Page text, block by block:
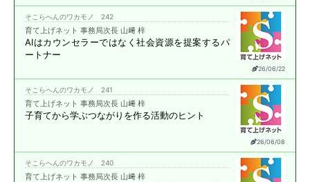
26/06/22
そこらへんのワカモノ 242
育て上げネット 事務局次長 山﨑 梓
AIはカウンセラーではなく社会資源を提案するパ
ートナー
26/06/08
そこらへんのワカモノ 241
育て上げネット 事務局次長 山﨑 梓
子育てから学ぶつながりを作る活動のヒント
そこらへんのワカモノ 240
育て上げネット 事務局次長 山﨑 梓